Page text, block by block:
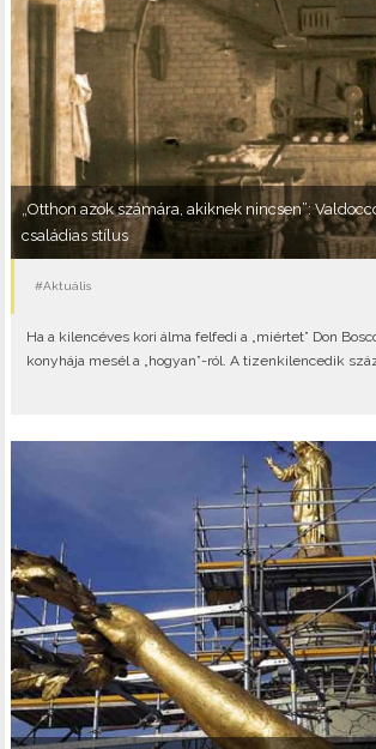
„Otthon azok számára, akiknek nincsen”:
családias stílus
#Aktuális
Ha a kilencéves kori álma felfedi a „miértet” Don
konyhája mesél a „hogyan”-ról. A tizenkilencedik